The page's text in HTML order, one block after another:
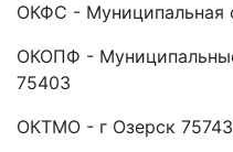
ОКФС - Муниципальная
ОКОПФ -
75403
ОКТМО - г Озерск